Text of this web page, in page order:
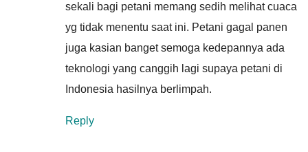
sekali bagi petani memang sedih melihat cuaca
yg tidak menentu saat ini. Petani gagal panen
juga kasian banget semoga kedepannya ada
teknologi yang canggih lagi supaya petani di
Indonesia hasilnya berlimpah.
Reply